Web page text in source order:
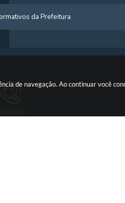
de navegação. Ao continuar você